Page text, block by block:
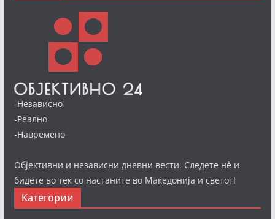
-Независно
-Реално
-Навремено
Објективни и независни дневни вести. Следете нè и
бидете во тек со настаните во Македонија и светот!
Категории